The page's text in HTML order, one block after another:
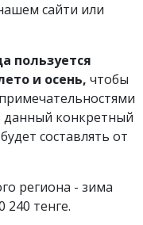
сайти или
пользуется
и осень, чтобы
данный конкретный
составлять от
региона - зима
240 тенге.